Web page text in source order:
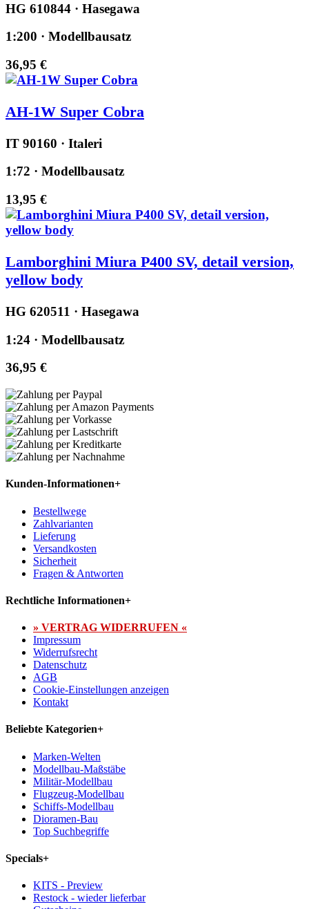
HG 610844 · Hasegawa
1:200 · Modellbausatz
36,95 €
AH-1W Super Cobra
IT 90160 · Italeri
1:72 · Modellbausatz
13,95 €
Lamborghini Miura P400 SV, detail version,
yellow body
HG 620511 · Hasegawa
1:24 · Modellbausatz
36,95 €
Kunden-Informationen+
Bestellwege
Zahlvarianten
Lieferung
Versandkosten
Sicherheit
Fragen & Antworten
Rechtliche Informationen+
» VERTRAG WIDERRUFEN «
Impressum
Widerrufsrecht
Datenschutz
AGB
Cookie-Einstellungen anzeigen
Kontakt
Beliebte Kategorien+
Marken-Welten
Modellbau-Maßstäbe
Militär-Modellbau
Flugzeug-Modellbau
Schiffs-Modellbau
Dioramen-Bau
Top Suchbegriffe
Specials+
KITS - Preview
Restock - wieder lieferbar